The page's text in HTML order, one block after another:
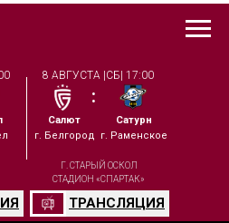
:
Г. СТАРЫЙ ОСКОЛ
СТАДИОН «СПАРТАК»
8 АВГУСТА |СБ| 17:00
Салют
г. Белгород
Сатурн
г. Раменское
ТРАНСЛЯЦИЯ